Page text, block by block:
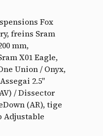
Fox
freins Sram
mm,
X01 Eagle,
Union / Onyx,
2.5″
/ Dissector
(AR), tige
Adjustable